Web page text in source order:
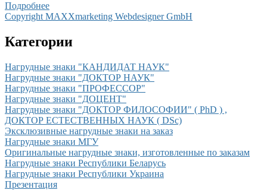
Подробнее
Copyright MAXXmarketing Webdesigner GmbH
Категории
Нагрудные знаки "КАНДИДАТ НАУК"
Нагрудные знаки "ДОКТОР НАУК"
Нагрудные знаки "ПРОФЕССОР"
Нагрудные знаки "ДОЦЕНТ"
Нагрудные знаки "ДОКТОР ФИЛОСОФИИ" ( PhD ) ,
ДОКТОР ЕСТЕСТВЕННЫХ НАУК ( DSc)
Эксклюзивные нагрудные знаки на заказ
Нагрудные знаки МГУ
Оригинальные нагрудные знаки, изготовленные по заказам
Нагрудные знаки Республики Беларусь
Нагрудные знаки Республики Украина
Презентация